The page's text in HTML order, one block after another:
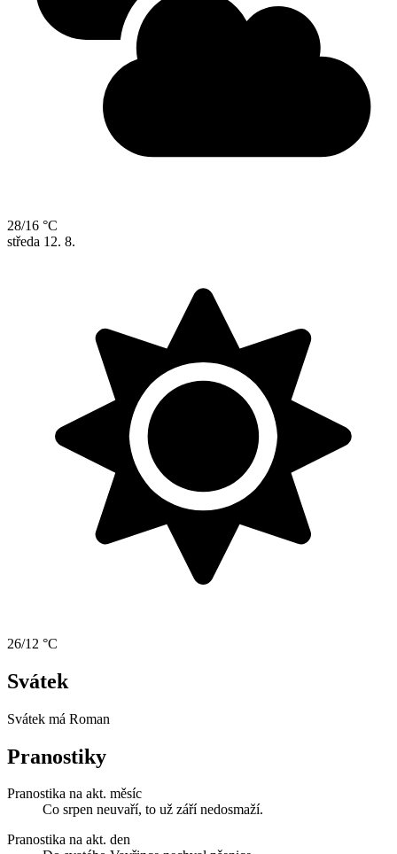
28/16 °C
středa 12. 8.
26/12 °C
Svátek
Svátek má Roman
Pranostiky
Pranostika na akt. měsíc
Co srpen neuvaří, to už září nedosmaží.
Pranostika na akt. den